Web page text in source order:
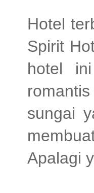
Hotel
Spirit
hotel
sungai
Apalagi